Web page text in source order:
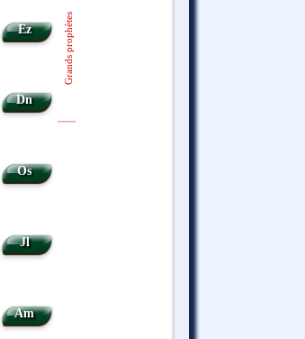
Ez
Dn
Os
Jl
Am
Grands prophètes